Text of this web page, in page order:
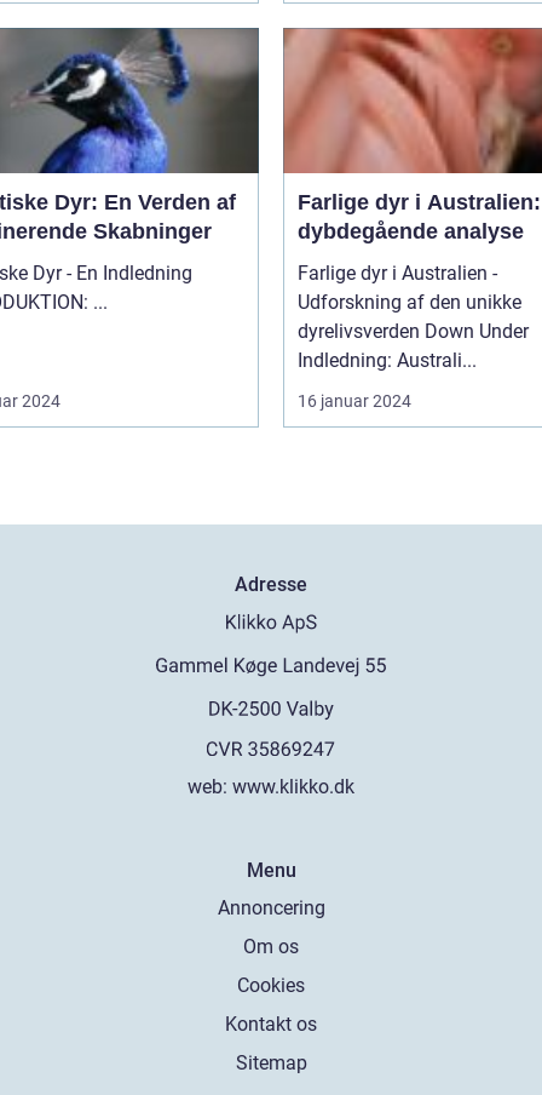
Dyr: En Verden af
Skabninger
Dyr - En Indledning
INTRODUKTION: ...
2024
Farlige dyr i
dybdegående analyse
Farlige dyr i Australien -
Udforskning af den unikke
dyrelivsverden Down Under
Indledning: Australi...
16 januar 2024
Adresse
web: www.klikko.dk
Menu
Annoncering
Om os
Cookies
Kontakt os
Sitemap